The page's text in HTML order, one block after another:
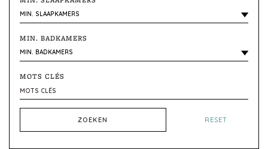
MIN. BADKAMERS
MOTS CLÉS
ZOEKEN RESET